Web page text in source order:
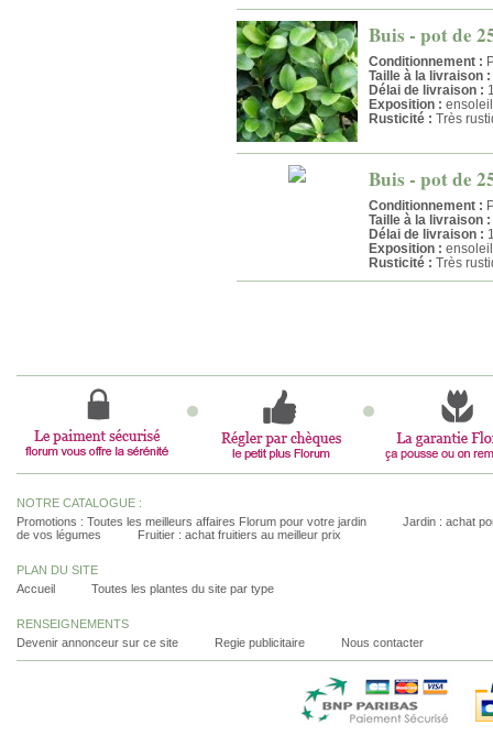
Buis - pot de
Conditionnement :
Taille à la livraison :
Délai de livraison :
Exposition :
Rusticité : Très
Buis - pot de
Conditionnement :
Taille à la livraison :
Délai de livraison :
Exposition :
Rusticité : Très
NOTRE CATALOGUE :
Promotions : Toutes les meilleurs affaires Florum pour votre jardin
Jardin : achat
de vos légumes
Fruitier : achat fruitiers au meilleur prix
PLAN DU SITE
Accueil
Toutes les plantes du site par type
RENSEIGNEMENTS
Devenir annonceur sur ce site
Regie publicitaire Nous contacter